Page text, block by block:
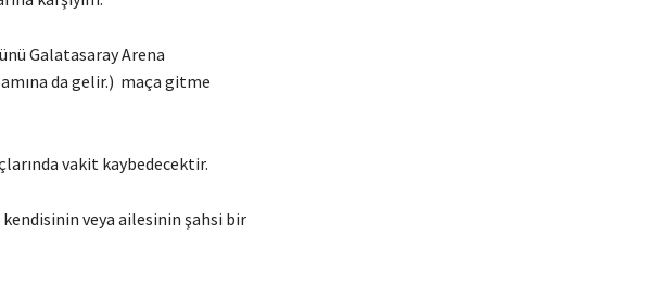
Galatasaray Arena
da gelir.) maça gitme
vakit kaybedecektir.
kendisinin veya ailesinin şahsi bir